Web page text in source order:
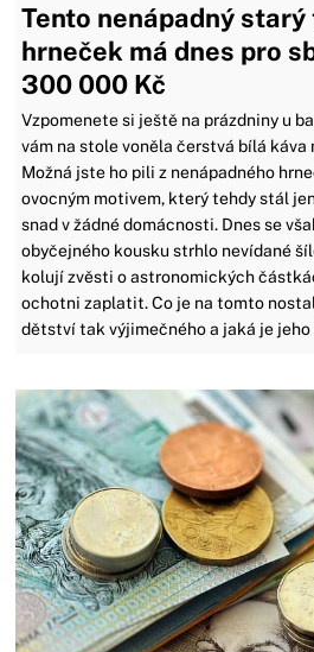
Tento nenápadný
hrneček má dnes pro
300 000 Kč
Vzpomenete si ještě na prázdniny u
vám na stole voněla čerstvá bílá káva
Možná jste ho pili z nenápadného
ovocným motivem, který tehdy stál
snad v žádné domácnosti. Dnes se
obyčejného kousku strhlo nevídané
kolují zvěsti o astronomických
ochotni zaplatit. Co je na tomto
dětství tak výjimečného a jaká je